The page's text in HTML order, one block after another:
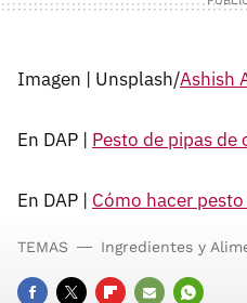
Imagen | Unsplash/Ashish
En DAP | Pesto de pipas de
En DAP | Cómo hacer
TEMAS Ingredientes y